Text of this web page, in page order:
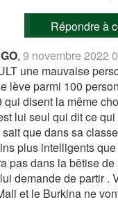
Répondre à
,9 novembre 2022
une mauvaise
lève parmi 100
qui disent la même
lui seul qui dit ce
que dans sa
plus intelligents
pas dans la bêtise de
demande de partir .
et le Burkina ne